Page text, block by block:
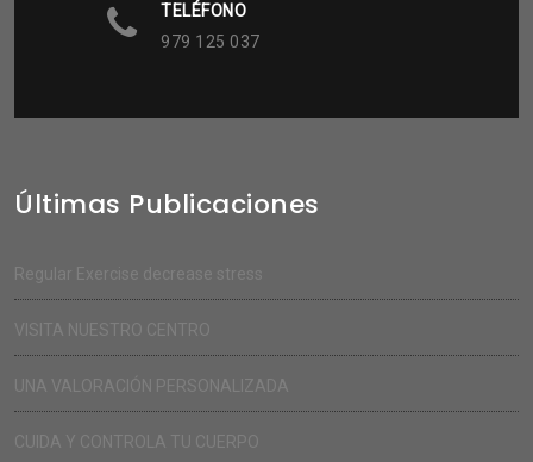
TELÉFONO
979 125 037
Últimas Publicaciones
Regular Exercise decrease stress
VISITA NUESTRO CENTRO
UNA VALORACIÓN PERSONALIZADA
CUIDA Y CONTROLA TU CUERPO